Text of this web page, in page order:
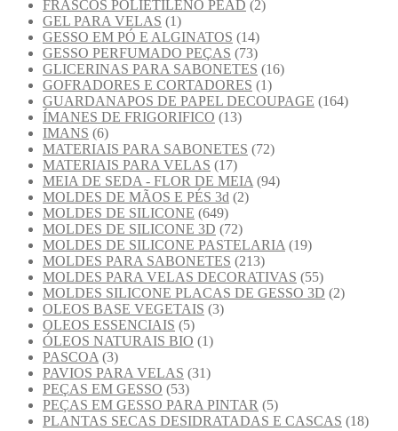
FRASCOS POLIETILENO PEAD (2)
GEL PARA VELAS (1)
GESSO EM PÓ E ALGINATOS (14)
GESSO PERFUMADO PEÇAS (73)
GLICERINAS PARA SABONETES (16)
GOFRADORES E CORTADORES (1)
GUARDANAPOS DE PAPEL DECOUPAGE (164)
ÍMANES DE FRIGORIFICO (13)
IMANS (6)
MATERIAIS PARA SABONETES (72)
MATERIAIS PARA VELAS (17)
MEIA DE SEDA - FLOR DE MEIA (94)
MOLDES DE MÃOS E PÉS 3d (2)
MOLDES DE SILICONE (649)
MOLDES DE SILICONE 3D (72)
MOLDES DE SILICONE PASTELARIA (19)
MOLDES PARA SABONETES (213)
MOLDES PARA VELAS DECORATIVAS (55)
MOLDES SILICONE PLACAS DE GESSO 3D (2)
OLEOS BASE VEGETAIS (3)
OLEOS ESSENCIAIS (5)
ÓLEOS NATURAIS BIO (1)
PASCOA (3)
PAVIOS PARA VELAS (31)
PEÇAS EM GESSO (53)
PEÇAS EM GESSO PARA PINTAR (5)
PLANTAS SECAS DESIDRATADAS E CASCAS (18)